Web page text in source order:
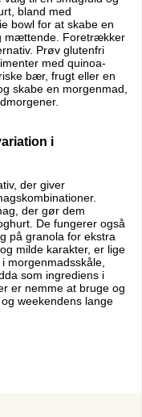
bland med
bowl for at skabe en
mættende. Foretrækker
Prøv glutenfri
med quinoa-
bær, frugt eller en
skabe en morgenmad,
i
der giver
der gør dem
De fungerer også
på granola for ekstra
milde karakter, er lige
morgenmadsskåle,
som ingrediens i
er nemme at bruge og
weekendens lange